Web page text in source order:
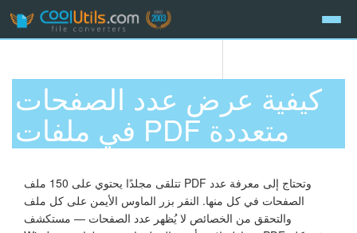
كيفية عرض عدد الصفحات
في ملفات PDF متعددة
تتلقى مجلدًا يحتوي على 150 ملف PDF وتحتاج إلى معرفة عدد
الصفحات في كل منها. النقر بزر الماوس الأيمن على كل ملف
والتحقق من الخصائص لا يُظهر عدد الصفحات — مستكشف